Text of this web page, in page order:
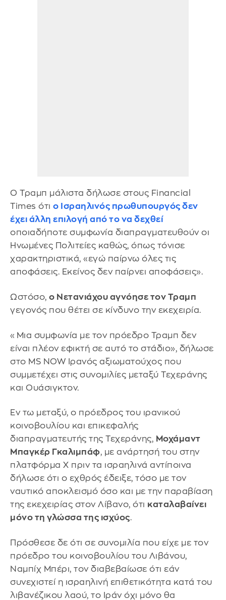
Ο Τραμπ μάλιστα δήλωσε στους Financial
Times ότι ο Ισραηλινός πρωθυπουργός δεν
έχει άλλη επιλογή από το να δεχθεί
οποιαδήποτε συμφωνία διαπραγματευθούν οι
Ηνωμένες Πολιτείες καθώς, όπως τόνισε
χαρακτηριστικά, «εγώ παίρνω όλες τις
αποφάσεις. Εκείνος δεν παίρνει αποφάσεις».
Ωστόσο, ο Νετανιάχου αγνόησε τον Τραμπ
γεγονός που θέτει σε κίνδυνο την εκεχειρία.
«Μια συμφωνία με τον πρόεδρο Τραμπ δεν
είναι πλέον εφικτή σε αυτό το στάδιο», δήλωσε
στο MS NOW Ιρανός αξιωματούχος που
συμμετέχει στις συνομιλίες μεταξύ Τεχεράνης
και Ουάσιγκτον.
Εν τω μεταξύ, ο πρόεδρος του ιρανικού
κοινοβουλίου και επικεφαλής
διαπραγματευτής της Τεχεράνης, Μοχάμαντ
Μπαγκέρ Γκαλιμπάφ, με ανάρτησή του στην
πλατφόρμα X πριν τα ισραηλινά αντίποινα
δήλωσε ότι ο εχθρός έδειξε, τόσο με τον
ναυτικό αποκλεισμό όσο και με την παραβίαση
της εκεχειρίας στον Λίβανο, ότι καταλαβαίνει
μόνο τη γλώσσα της ισχύος.
Πρόσθεσε δε ότι σε συνομιλία που είχε με τον
πρόεδρο του κοινοβουλίου του Λιβάνου,
Ναμπίχ Μπέρι, τον διαβεβαίωσε ότι εάν
συνεχιστεί η ισραηλινή επιθετικότητα κατά του
λιβανέζικου λαού, το Ιράν όχι μόνο θα